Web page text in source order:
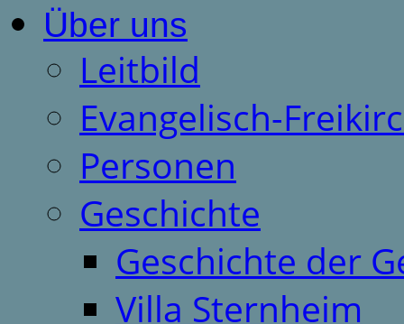
Über uns
Leitbild
Evangelisch-
Personen
Geschichte
Geschichte der
Villa Sternheim